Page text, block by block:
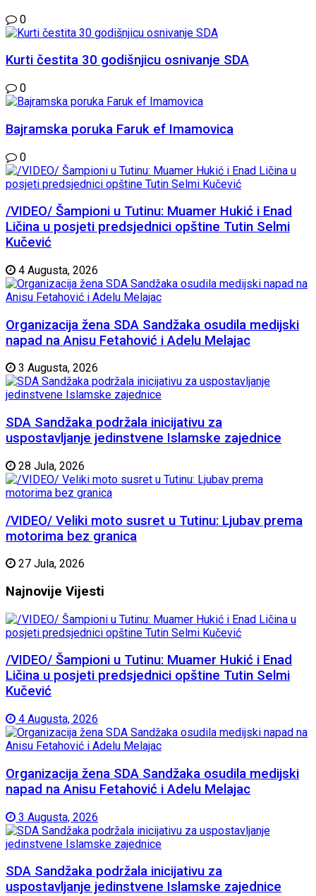
0
Kurti čestita 30 godišnjicu osnivanje SDA
0
Bajramska poruka Faruk ef Imamovica
0
/VIDEO/ Šampioni u Tutinu: Muamer Hukić i Enad
Ličina u posjeti predsjednici opštine Tutin Selmi
Kučević
4 Augusta, 2026
Organizacija žena SDA Sandžaka osudila medijski
napad na Anisu Fetahović i Adelu Melajac
3 Augusta, 2026
SDA Sandžaka podržala inicijativu za
uspostavljanje jedinstvene Islamske zajednice
28 Jula, 2026
/VIDEO/ Veliki moto susret u Tutinu: Ljubav prema
motorima bez granica
27 Jula, 2026
Najnovije Vijesti
/VIDEO/ Šampioni u Tutinu: Muamer Hukić i Enad
Ličina u posjeti predsjednici opštine Tutin Selmi
Kučević
4 Augusta, 2026
Organizacija žena SDA Sandžaka osudila medijski
napad na Anisu Fetahović i Adelu Melajac
3 Augusta, 2026
SDA Sandžaka podržala inicijativu za
uspostavljanje jedinstvene Islamske zajednice